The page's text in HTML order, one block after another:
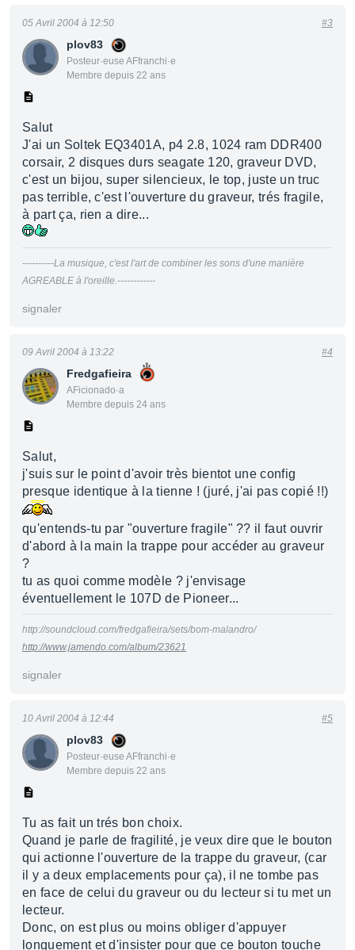
plov83
Posteur·euse AFfranchi·e
Membre depuis 22 ans
05 Avril 2004 à 12:50 #3
Salut
J'ai un Soltek EQ3401A, p4 2.8, 1024 ram DDR400
corsair, 2 disques durs seagate 120, graveur DVD,
c'est un bijou, super silencieux, le top, juste un truc
pas terrible, c'est l'ouverture du graveur, trés fragile,
à part ça, rien a dire...
----------La musique, c'est l'art de combiner les sons d'une manière
AGREABLE à l'oreille.------------
signaler
Fredgafieira
AFicionado·a
Membre depuis 24 ans
09 Avril 2004 à 13:22 #4
Salut,
j'suis sur le point d'avoir très bientot une config
presque identique à la tienne ! (juré, j'ai pas copié !!)
qu'entends-tu par "ouverture fragile" ?? il faut ouvrir
d'abord à la main la trappe pour accéder au graveur
?
tu as quoi comme modèle ? j'envisage
éventuellement le 107D de Pioneer...
http://soundcloud.com/fredgafieira/sets/bom-malandro/
http://www.jamendo.com/album/23621
signaler
plov83
Posteur·euse AFfranchi·e
Membre depuis 22 ans
10 Avril 2004 à 12:44 #5
Tu as fait un trés bon choix.
Quand je parle de fragilité, je veux dire que le bouton
qui actionne l'ouverture de la trappe du graveur, (car
il y a deux emplacements pour ça), il ne tombe pas
en face de celui du graveur ou du lecteur si tu met un
lecteur.
Donc, on est plus ou moins obliger d'appuyer
longuement et d'insister pour que ce bouton touche